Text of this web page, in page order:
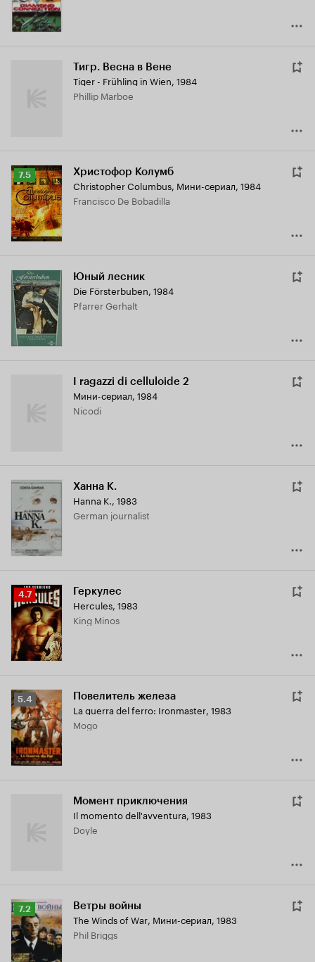
Тигр. Весна в Вене
Tiger - Frühling in Wien, 1984
Phillip Marboe
Рейтинг
Кинопоиска
7.5
7.5 Христофор Колумб
Christopher Columbus, Мини-сериал, 1984
Francisco De Bobadilla
Юный лесник
Die Försterbuben, 1984
Pfarrer Gerhalt
I ragazzi di celluloide 2
Мини-сериал, 1984
Nicodi
Ханна К.
Hanna K., 1983
German journalist
Рейтинг
Кинопоиска
4.7
4.7 Геркулес
Hercules, 1983
King Minos
Рейтинг
Кинопоиска
5.4
5.4 Повелитель железа
La guerra del ferro: Ironmaster, 1983
Mogo
Момент приключения
Il momento dell'avventura, 1983
Doyle
Рейтинг
Кинопоиска
7.2
7.2 Ветры войны
The Winds of War, Мини-сериал, 1983
Phil Briggs